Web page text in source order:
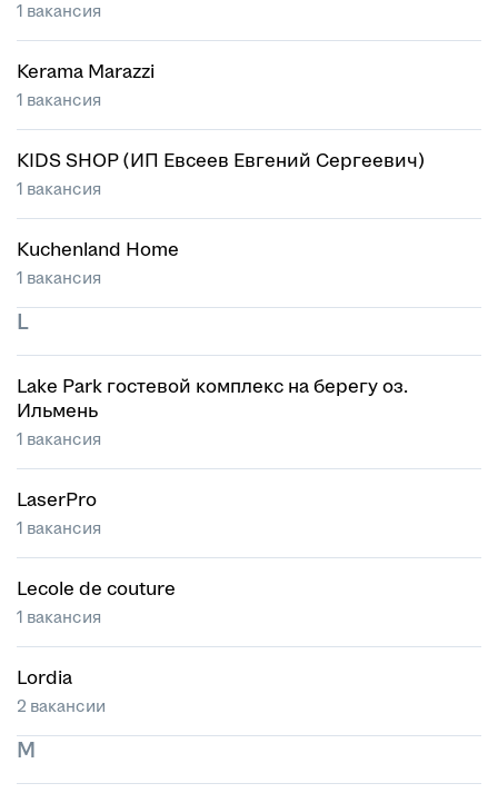
1 вакансия
Kerama Marazzi
1 вакансия
KIDS SHOP (ИП Евсеев Евгений Сергеевич)
1 вакансия
Kuchenland Home
1 вакансия
L
Lake Park гостевой комплекс на берегу оз.
Ильмень
1 вакансия
LaserPro
1 вакансия
Lecole de couture
1 вакансия
Lordia
2 вакансии
M